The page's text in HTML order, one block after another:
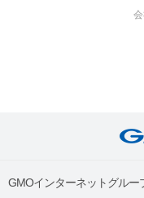
GMOインターネットグルー